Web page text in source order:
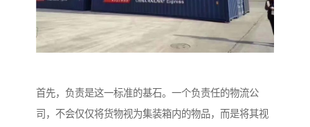
首先，负责是这一标准的基石。一个负责任的物流公
司，不会仅仅将货物视为集装箱内的物品，而是将其视